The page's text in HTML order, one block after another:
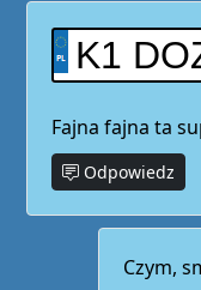
K1
Fajna fajna ta
Odpowiedz
Czym,